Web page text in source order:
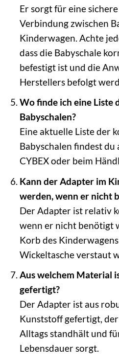
Er sorgt für eine
Verbindung zwischen
Kinderwagen. Achte
dass die Babyschale
befestigt ist und die
Herstellers befolgt
Wo finde ich eine Liste
Babyschalen?
Eine aktuelle Liste der
Babyschalen findest
CYBEX oder beim
Kann der Adapter im
werden, wenn er nicht
Der Adapter ist relativ
wenn er nicht benötigt
Korb des
Wickeltasche verstaut
Aus welchem Material
gefertigt?
Der Adapter ist aus
Kunststoff gefertigt,
Alltags standhält und
Lebensdauer sorgt.